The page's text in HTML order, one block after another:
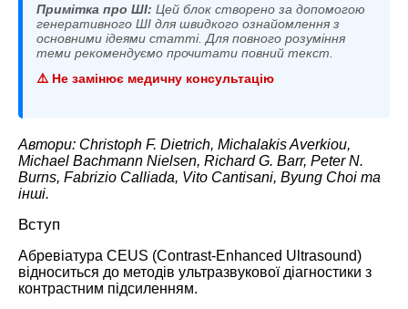
Примітка про ШІ: Цей блок створено за допомогою
генеративного ШІ для швидкого ознайомлення з
основними ідеями статті. Для повного розуміння
теми рекомендуємо прочитати повний текст.
⚠️ Не замінює медичну консультацію
Автори: Christoph F. Dietrich, Michalakis Averkiou,
Michael Bachmann Nielsen, Richard G. Barr, Peter N.
Burns, Fabrizio Calliada, Vito Cantisani, Byung Choi та
інші.
Вступ
Абревіатура CEUS (Contrast-Enhanced Ultrasound)
відноситься до методів ультразвукової діагностики з
контрастним підсиленням.